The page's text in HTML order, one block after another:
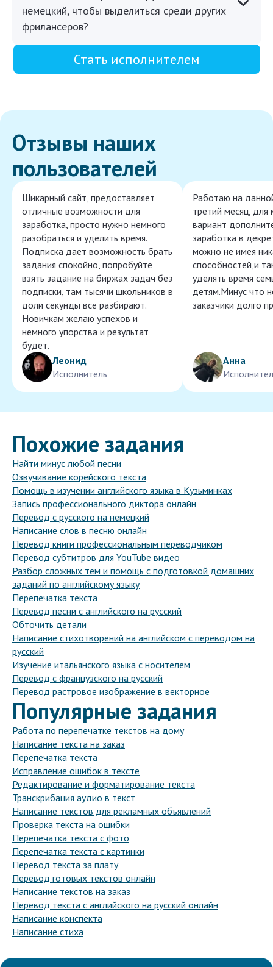
немецкий, чтобы выделиться среди других
фрилансеров?
Стать исполнителем
Отзывы наших
пользователей
Шикарный сайт, предоставляет
отличные возможности для
заработка, просто нужно немного
разобраться и уделить время.
Подписка дает возможность брать
задания спокойно, попробуйте
взять задание на биржах задач без
подписки, там тысячи школьников в
доли секунды все разбирают.
Новичкам желаю успехов и
немного упорства и результат
будет.
Леонид
Исполнитель
Работаю на
третий месяц, для
вариант
заработка в
можно не имея
способностей,и
уделять время
детям.Минус что
заказчики долго
Анна
Похожие задания
Найти минус любой песни
Озвучивание корейского текста
Помощь в изучении английского языка в Кузьминках
Запись профессионального диктора онлайн
Перевод с русского на немецкий
Написание слов в песню онлайн
Перевод книги профессиональным переводчиком
Перевод субтитров для YouTube видео
Разбор сложных тем и помощь с подготовкой домашних
заданий по английскому языку
Перепечатка текста
Перевод песни с английского на русский
Обточить детали
Написание стихотворений на английском с переводом на
русский
Изучение итальянского языка с носителем
Перевод с французского на русский
Перевод растровое изображение в векторное
Популярные задания
Работа по перепечатке текстов на дому
Написание текста на заказ
Перепечатка текста
Исправление ошибок в тексте
Редактирование и форматирование текста
Транскрибация аудио в текст
Написание текстов для рекламных объявлений
Проверка текста на ошибки
Перепечатка текста с фото
Перепечатка текста с картинки
Перевод текста за плату
Перевод готовых текстов онлайн
Написание текстов на заказ
Перевод текста с английского на русский онлайн
Написание конспекта
Написание стиха